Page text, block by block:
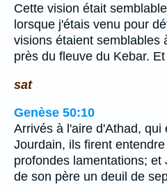
Cette vision était
lorsque j'étais venu pour
visions étaient semblables
près du fleuve du Kebar.
sat
Genèse 50:10
Arrivés à l'aire d'Athad, qui
Jourdain, ils firent
profondes lamentations; et
de son père un deuil de